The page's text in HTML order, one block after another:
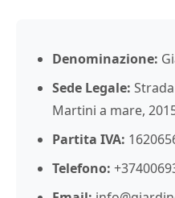
Denominazione:
Sede Legale:
Martini a mare,
Partita IVA:
Telefono: